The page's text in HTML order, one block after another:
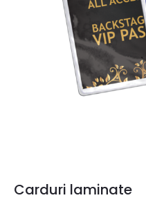
Carduri laminate